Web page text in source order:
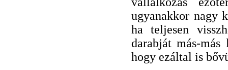
ugyanakkor nagy
ha teljesen
darabját más-
hogy ezáltal is